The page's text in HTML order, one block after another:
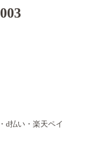
d払い・楽天ペイ